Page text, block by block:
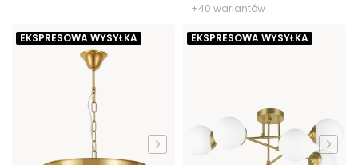
+40 wariantów
EKSPRESOWA WYSYŁKA EKSPRESOWA WYSYŁKA